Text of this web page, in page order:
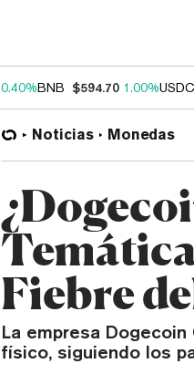
0.40%BNB $594.70 1.00%USDC
Noticias Monedas
Fiebre
La empresa
físico, siguiendo los